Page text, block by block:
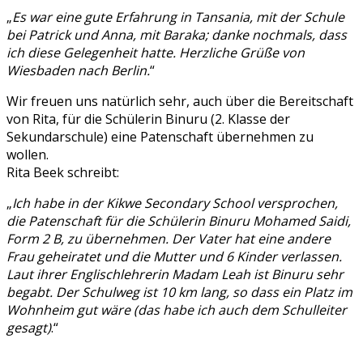
„Es war eine gute Erfahrung in Tansania, mit der Schule
bei Patrick und Anna, mit Baraka; danke nochmals, dass
ich diese Gelegenheit hatte. Herzliche Grüße von
Wiesbaden nach Berlin.“
Wir freuen uns natürlich sehr, auch über die Bereitschaft
von Rita, für die Schülerin Binuru (2. Klasse der
Sekundarschule) eine Patenschaft übernehmen zu
wollen.
Rita Beek schreibt:
„Ich habe in der Kikwe Secondary School versprochen,
die Patenschaft für die Schülerin Binuru Mohamed Saidi,
Form 2 B, zu übernehmen. Der Vater hat eine andere
Frau geheiratet und die Mutter und 6 Kinder verlassen.
Laut ihrer Englischlehrerin Madam Leah ist Binuru sehr
begabt. Der Schulweg ist 10 km lang, so dass ein Platz im
Wohnheim gut wäre (das habe ich auch dem Schulleiter
gesagt).“